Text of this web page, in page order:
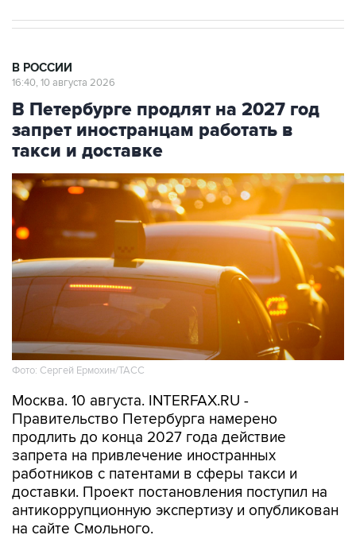
В РОССИИ
16:40, 10 августа 2026
В Петербурге продлят на 2027 год
запрет иностранцам работать в
такси и доставке
Фото: Сергей Ермохин/ТАСС
Москва. 10 августа. INTERFAX.RU -
Правительство Петербурга намерено
продлить до конца 2027 года действие
запрета на привлечение иностранных
работников с патентами в сферы такси и
доставки. Проект постановления поступил на
антикоррупционную экспертизу и опубликован
на сайте Смольного.